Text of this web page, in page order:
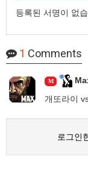
등록된 서명이 없
1 Comments
M
개또라이
로그인